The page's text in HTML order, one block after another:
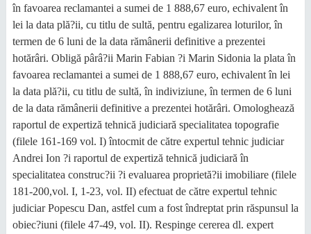
în favoarea reclamantei a sumei de 1 888,67 euro, echivalent în
lei la data plă?ii, cu titlu de sultă, pentru egalizarea loturilor, în
termen de 6 luni de la data rămânerii definitive a prezentei
hotărâri. Obligă pârâ?ii Marin Fabian ?i Marin Sidonia la plata în
favoarea reclamantei a sumei de 1 888,67 euro, echivalent în lei
la data plă?ii, cu titlu de sultă, în indiviziune, în termen de 6 luni
de la data rămânerii definitive a prezentei hotărâri. Omologhează
raportul de expertiză tehnică judiciară specialitatea topografie
(filele 161-169 vol. I) întocmit de către expertul tehnic judiciar
Andrei Ion ?i raportul de expertiză tehnică judiciară în
specialitatea construc?ii ?i evaluarea proprietă?ii imobiliare (filele
181-200,vol. I, 1-23, vol. II) efectuat de către expertul tehnic
judiciar Popescu Dan, astfel cum a fost îndreptat prin răspunsul la
obiec?iuni (filele 47-49, vol. II). Respinge cererea dl. expert